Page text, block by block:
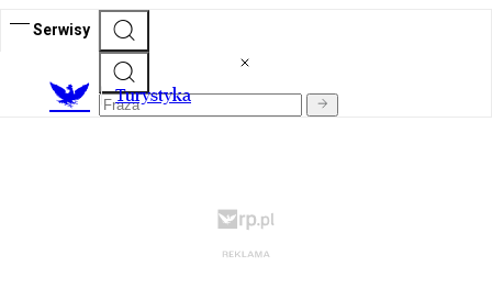
Serwisy
Turystyka